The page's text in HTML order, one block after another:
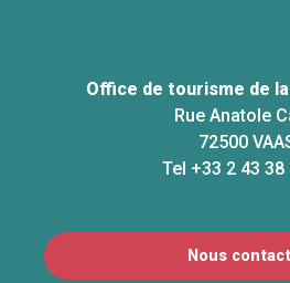
Office de tourisme de
Rue Anatole
72500
Tel +33 2 43 38
Nous